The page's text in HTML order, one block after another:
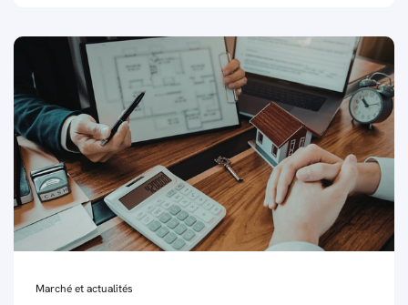
Marché et actualités